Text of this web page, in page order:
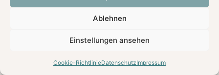
Ablehnen
Einstellungen ansehen
Cookie-RichtlinieDatenschutzImpressum